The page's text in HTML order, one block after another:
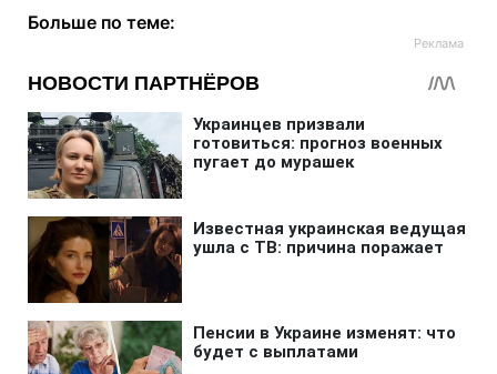
Больше по теме: